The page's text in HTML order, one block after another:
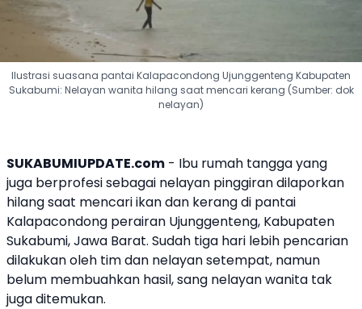
Ilustrasi suasana pantai Kalapacondong Ujunggenteng Kabupaten
Sukabumi: Nelayan wanita hilang saat mencari kerang (Sumber: dok
nelayan)
SUKABUMIUPDATE.com - Ibu rumah tangga yang
juga berprofesi sebagai nelayan pinggiran dilaporkan
hilang saat mencari ikan dan kerang di pantai
Kalapacondong perairan Ujunggenteng, Kabupaten
Sukabumi, Jawa Barat. Sudah tiga hari lebih pencarian
dilakukan oleh tim dan nelayan setempat, namun
belum membuahkan hasil, sang nelayan wanita tak
juga ditemukan.